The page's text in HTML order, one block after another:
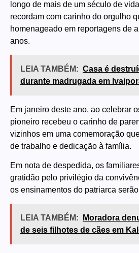
longo de mais de um século de
recordam com carinho do orgulho
homenageado em reportagens de
anos.
LEIA TAMBÉM: Casa é
durante madrugada em
Em janeiro deste ano, ao celebrar
pioneiro recebeu o carinho de
vizinhos em uma comemoração
de trabalho e dedicação à família.
Em nota de despedida, os
gratidão pelo privilégio da
os ensinamentos do patriarca
LEIA TAMBÉM:
Moradora
de seis filhotes de cães em